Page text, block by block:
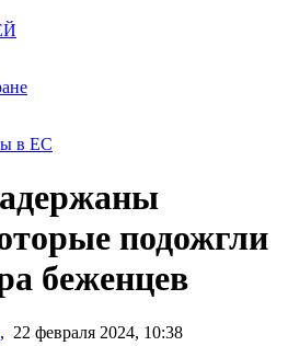
в ЕС
подожгли
беженцев
, 22 февраля 2024, 10:38